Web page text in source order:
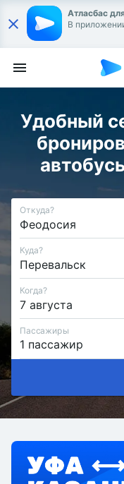
Атласбас
В
Удобный
Откуда?
Куда?
Когда?
Пассажиры